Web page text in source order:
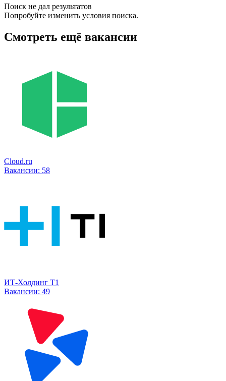
Поиск не дал результатов
Попробуйте изменить условия поиска.
Смотреть ещё вакансии
Cloud.ru
Вакансии: 58
ИТ-Холдинг Т1
Вакансии: 49